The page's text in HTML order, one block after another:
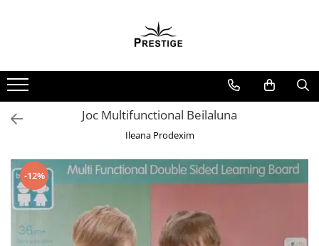
Noutati
Promotii
Pachete Speciale Carti
Spiritualitate - Ezoterism
Arte Divinatorii
Astrologie
Dezvoltare Spirituala
Joc Multifunctional Beilaluna
Ileana Prodexim
-12%